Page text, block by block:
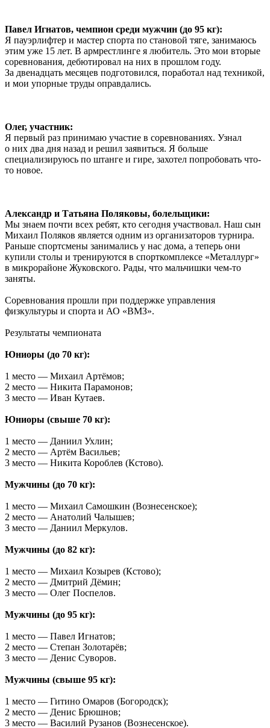
Павел Игнатов, чемпион среди мужчин (до 95 кг):
Я пауэрлифтер и мастер спорта по становой тяге, занимаюсь
этим уже 15 лет. В армрестлинге я любитель. Это мои вторые
соревнования, дебютировал на них в прошлом году.
За двенадцать месяцев подготовился, поработал над техникой,
и мои упорные труды оправдались.
Олег, участник:
Я первый раз принимаю участие в соревнованиях. Узнал
о них два дня назад и решил заявиться. Я больше
специализируюсь по штанге и гире, захотел попробовать что-
то новое.
Александр и Татьяна Поляковы, болельщики:
Мы знаем почти всех ребят, кто сегодня участвовал. Наш сын
Михаил Поляков является одним из организаторов турнира.
Раньше спортсмены занимались у нас дома, а теперь они
купили столы и тренируются в спорткомплексе «Металлург»
в микрорайоне Жуковского. Рады, что мальчишки чем-то
заняты.
Соревнования прошли при поддержке управления
физкультуры и спорта и АО «ВМЗ».
Результаты чемпионата
Юниоры (до 70 кг):
1 место — Михаил Артёмов;
2 место — Никита Парамонов;
3 место — Иван Кутаев.
Юниоры (свыше 70 кг):
1 место — Даниил Ухлин;
2 место — Артём Васильев;
3 место — Никита Короблев (Кстово).
Мужчины (до 70 кг):
1 место — Михаил Самошкин (Вознесенское);
2 место — Анатолий Чалышев;
3 место — Даниил Меркулов.
Мужчины (до 82 кг):
1 место — Михаил Козырев (Кстово);
2 место — Дмитрий Дёмин;
3 место — Олег Поспелов.
Мужчины (до 95 кг):
1 место — Павел Игнатов;
2 место — Степан Золотарёв;
3 место — Денис Суворов.
Мужчины (свыше 95 кг):
1 место — Гитино Омаров (Богородск);
2 место — Денис Брюшнов;
3 место — Василий Рузанов (Вознесенское).